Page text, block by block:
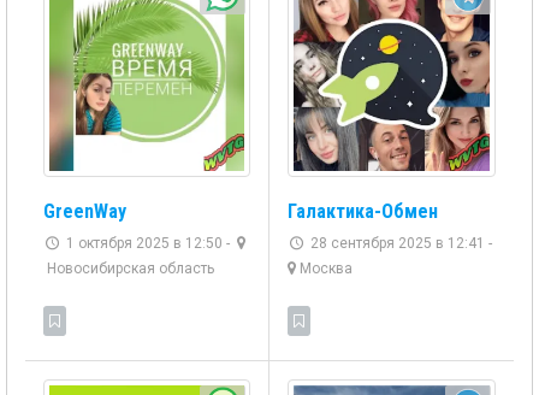
GreenWay
1 октября 2025 в 12:50 -
Новосибирская область
Галактика-Обмен
28 сентября 2025 в 12:41 -
Москва